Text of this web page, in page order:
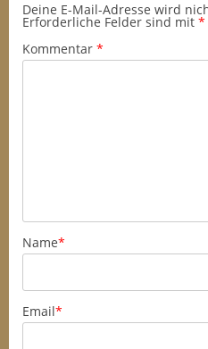
Deine E-Mail-Adresse wird
Erforderliche Felder sind mit *
Kommentar *
Name*
Email*